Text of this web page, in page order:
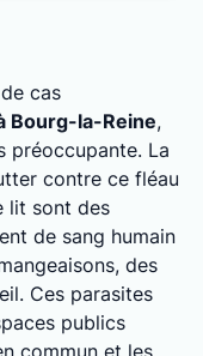
cas
Bourg-la-Reine,
préoccupante. La
contre ce fléau
lit sont des
de sang humain
des
Ces parasites
publics
commun et les